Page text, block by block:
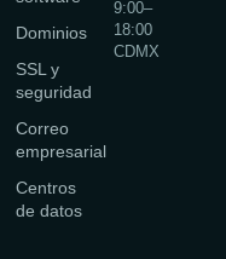
Dominios
SSL y
seguridad
Correo
empresarial
Centros
de datos
9:00–
18:00
CDMX